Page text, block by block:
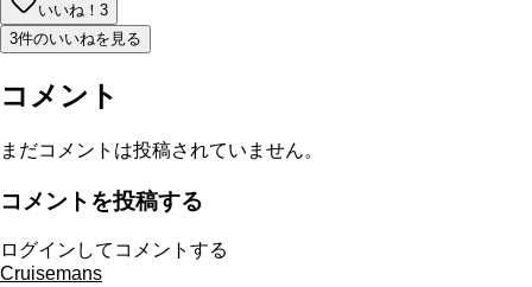
いいね！ 3
3件のいいねを見る
コメント
まだコメントは投稿されていません。
コメントを投稿する
ログインしてコメントする
Cruisemans